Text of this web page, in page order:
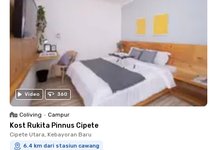
Video 360
Coliving • Campur
Kost Rukita Pinnus Cipete
Cipete Utara, Kebayoran Baru
6.4 km dari stasiun cawang